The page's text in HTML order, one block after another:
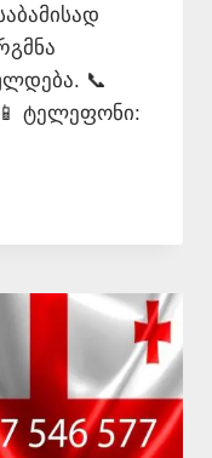
📞
ტელეფონი: